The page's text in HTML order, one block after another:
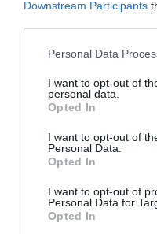
Downstream Participants
Personal Data
I want to opt-out of
personal data.
Opted In
I want to opt-out of
Personal Data.
Opted In
I want to opt-out of
Personal Data for
Opted In
Τηλ.: 22890 22614
Ακολουθήστε το
μάθετε πρώτοι όλες
Δείτε όλα τατελευταία
Πολιτισμό στο
Νέοι Διαγωνισμοί
Tags